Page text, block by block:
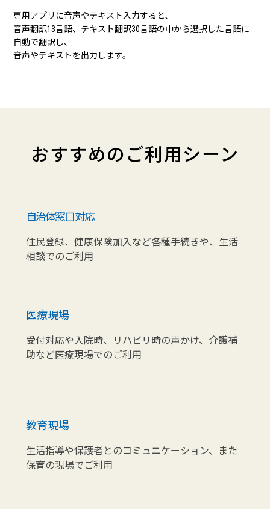
専用アプリに音声やテキスト入力すると、
音声翻訳13言語、テキスト翻訳30言語の中から選択した言語に
自動で翻訳し、
音声やテキストを出力します。
おすすめのご利用シーン
自治体窓口対応
住民登録、健康保険加入など各種手続きや、生活
相談でのご利用
医療現場
受付対応や入院時、リハビリ時の声かけ、介護補
助など医療現場でのご利用
教育現場
生活指導や保護者とのコミュニケーション、また
保育の現場でご利用